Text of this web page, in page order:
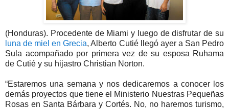
(Honduras). Procedente de Miami y luego de disfrutar de su
luna de miel en Grecia, Alberto Cutié llegó ayer a San Pedro
Sula acompañado por primera vez de su esposa Ruhama
de Cutié y su hijastro Christian Norton.
“Estaremos una semana y nos dedicaremos a conocer los
demás proyectos que tiene el Ministerio Nuestras Pequeñas
Rosas en Santa Bárbara y Cortés. No, no haremos turismo,